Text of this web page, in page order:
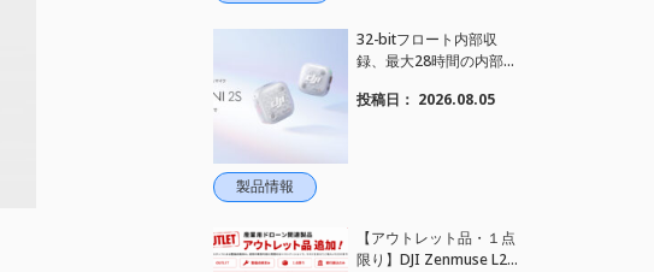
製品情報
32-bitフロート内部収
録、最大28時間の内部録
応、2段階AIノイズキャ
投稿日： 2026.08.05
【アウトレット品・１点
限り】DJI Zenmuse L2